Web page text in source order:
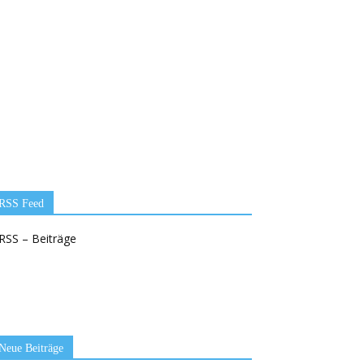
Feed
– Beiträge
Beiträge